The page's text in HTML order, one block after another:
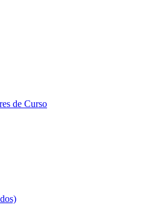
de Curso